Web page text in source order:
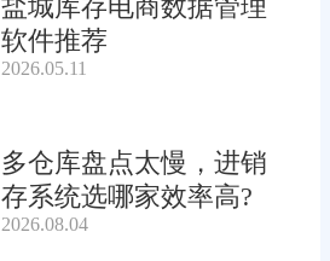
盐城库存电商数据管理
软件推荐
2026.05.11
多仓库盘点太慢，进销
存系统选哪家效率高?
2026.08.04